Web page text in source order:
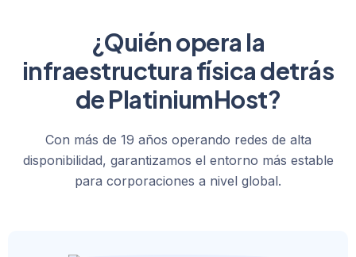
¿Quién opera la
infraestructura física detrás
de PlatiniumHost?
Con más de 19 años operando redes de alta
disponibilidad, garantizamos el entorno más estable
para corporaciones a nivel global.